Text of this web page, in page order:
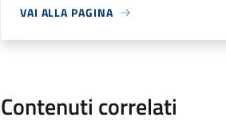
VAI ALLA PAGINA
Contenuti correlati